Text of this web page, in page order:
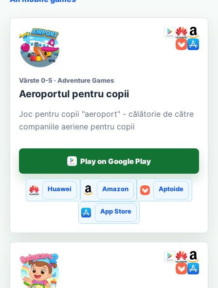
Vârste 0-5 · Adventure Games
Aeroportul pentru copii
Joc pentru copii "aeroport" - călătorie de către
companiile aeriene pentru copii
Play on Google Play
Huawei Amazon Aptoide
App Store